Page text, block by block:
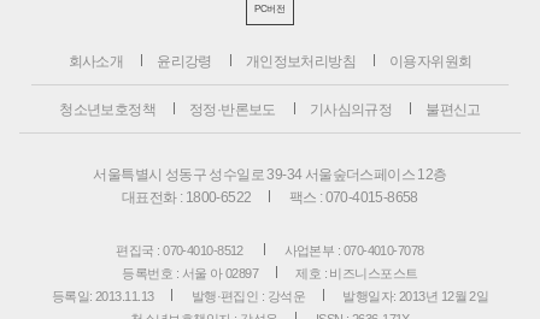
PC버전
회사소개 윤리강령 개인정보처리방침 이용자위원회
청소년보호정책 정정·반론보도 기사심의규정 불편신고
서울특별시 성동구 성수일로 39-34 서울숲더스페이스 12층
대표전화 : 1800-6522
팩스 : 070-4015-8658
편집국 : 070-4010-8512
사업본부 : 070-4010-7078
등록번호 : 서울 아 02897
제호 : 비즈니스포스트
등록일: 2013.11.13
발행·편집인 : 강석운
발행일자: 2013년 12월 2일